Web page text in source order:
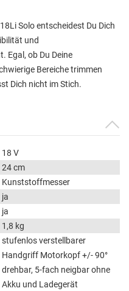
Solo entscheidest Du Dich
und
Egal, ob Du Deine
Bereiche trimmen
Dich nicht im Stich.
18 V
24 cm
Kunststoffmesser
ja
ja
1,8 kg
stufenlos verstellbarer
Handgriff Motorkopf +/- 90°
drehbar, 5-fach neigbar ohne
Akku und Ladegerät